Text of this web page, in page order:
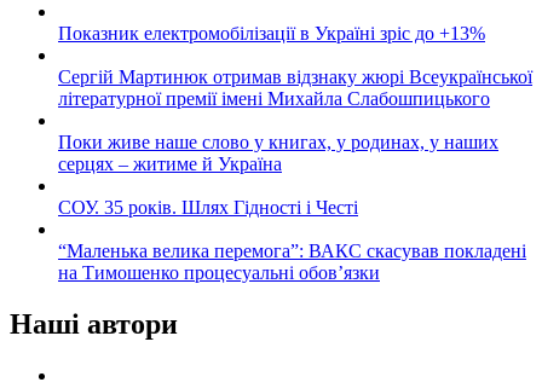
Показник електромобілізації в Україні зріс до +13%
Сергій Мартинюк отримав відзнаку жюрі Всеукраїнської
літературної премії імені Михайла Слабошпицького
Поки живе наше слово у книгах, у родинах, у наших
серцях – житиме й Україна
СОУ. 35 років. Шлях Гідності і Честі
“Маленька велика перемога”: ВАКС скасував покладені
на Тимошенко процесуальні обов’язки
Наші автори